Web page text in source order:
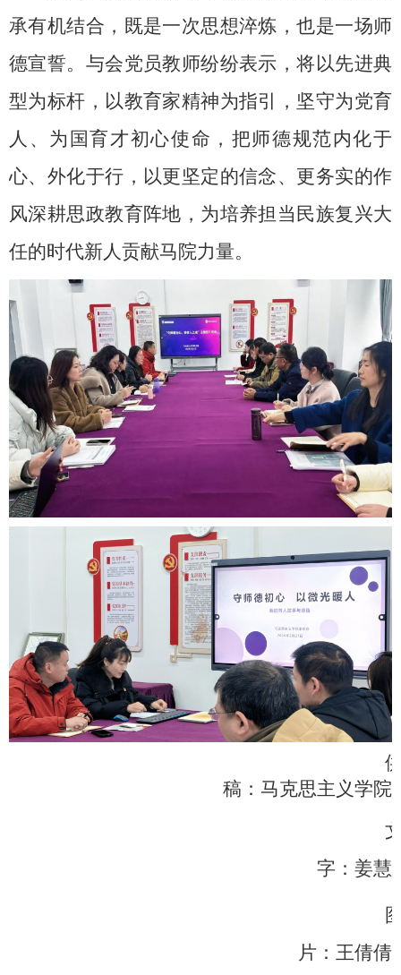
承有机结合，既是一次思想淬炼，也是一场师
德宣誓。与会党员教师纷纷表示，将以先进典
型为标杆，以教育家精神为指引，坚守为党育
人、为国育才初心使命，把师德规范内化于
心、外化于行，以更坚定的信念、更务实的作
风深耕思政教育阵地，为培养担当民族复兴大
任的时代新人贡献马院力量。
稿：马克思主义学院
字：姜慧
片：王倩倩